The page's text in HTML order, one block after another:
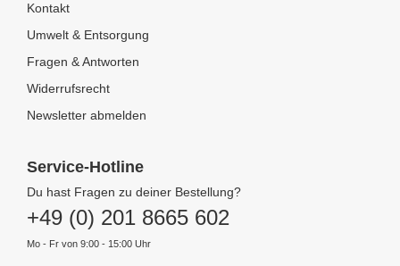
Kontakt
Umwelt & Entsorgung
Fragen & Antworten
Widerrufsrecht
Newsletter abmelden
Service-Hotline
Du hast Fragen zu deiner Bestellung?
+49 (0) 201 8665 602
Mo - Fr von 9:00 - 15:00 Uhr